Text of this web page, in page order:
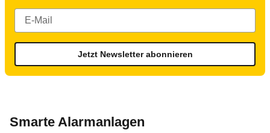
Jetzt Newsletter abonnieren
Smarte Alarmanlagen